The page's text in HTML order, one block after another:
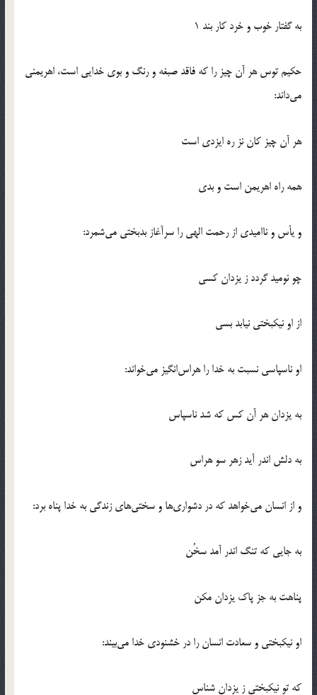
به گفتار خوب و خرد كار بند 1
حكيم توس هر آن چيز را كه فاقد صبغه و رنگ و بوي خدايي است، اهريمني
مي‌داند:
هر آن چيز كان نز ره ايزدي است
همه راه اهريمن است و بدي
و يأس و نااميدي از رحمت الهي را سرآغاز بدبختي مي‌شمرد:
چو نوميد گردد ز يزدان كسي
از او نيكبختي نيابد بسي
او ناسپاسي نسبت به خدا را هراس‌انگيز مي‌خواند:
به يزدان هر آن كس كه شد ناسپاس
به دلش اندر آيد زهر سو هراس
و از انسان مي‌خواهد كه در دشواري‌ها و سختي‌هاي زندگي به خدا پناه برد:
به جايي كه تنگ اندر آمد سخُن
پناهت به جز پاك يزدان مكن
او نيكبختي و سعادت انسان را در خشنودي خدا مي‌بيند:
كه تو نيكبختي ز يزدان شناس